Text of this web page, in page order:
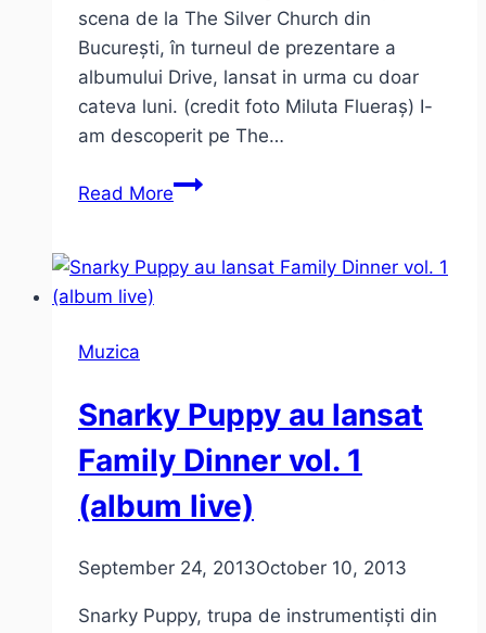
scena de la The Silver Church din
București, în turneul de prezentare a
albumului Drive, lansat in urma cu doar
cateva luni. (credit foto Miluta Flueraș) I-
am descoperit pe The…
Read MoreIntâlnirile
van
Muzica
Snarky Puppy au lansat
Family Dinner vol. 1
(album live)
September 24, 2013October 10, 2013
Snarky Puppy, trupa de instrumentiști din